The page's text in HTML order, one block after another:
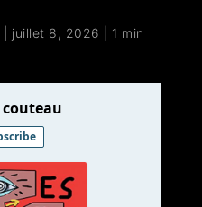
juillet 8, 2026
1 min